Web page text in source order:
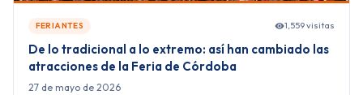
FERIANTES 1,559 visitas
De lo tradicional a lo extremo: así han cambiado las
atracciones de la Feria de Córdoba
27 de mayo de 2026